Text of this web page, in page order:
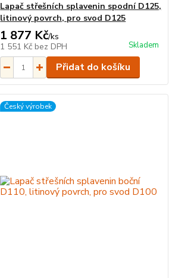
Lapač střešních splavenin spodní D125,
litinový povrch, pro svod D125
1 877 Kč/ks
1 551 Kč bez DPH Skladem
Přidat do košíku
Český výrobek